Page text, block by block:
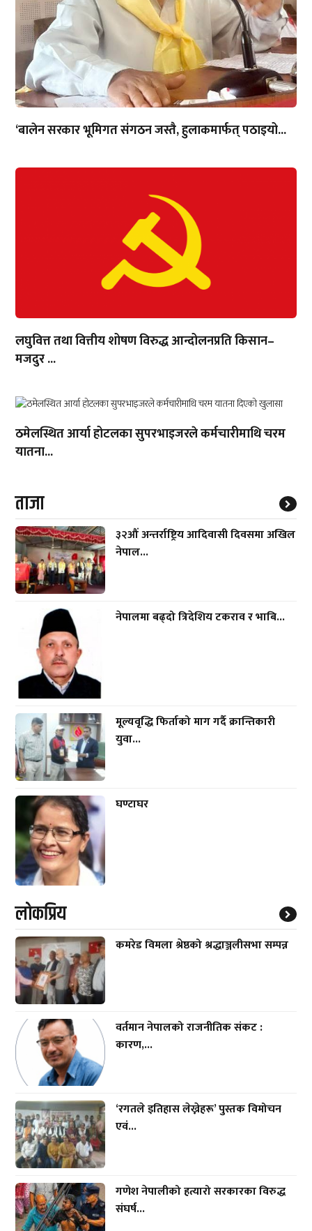
‘बालेन सरकार भूमिगत संगठन जस्तै, हुलाकमार्फत् पठाइयो...
लघुवित्त तथा वित्तीय शोषण विरुद्ध आन्दोलनप्रति किसान–
मजदुर ...
ठमेलस्थित आर्या होटलका सुपरभाइजरले कर्मचारीमाथि चरम
यातना...
ताजा
३२औं अन्तर्राष्ट्रिय आदिवासी दिवसमा अखिल
नेपाल...
नेपालमा बढ्दो त्रिदेशिय टकराव र भाबि...
मूल्यवृद्धि फिर्ताको माग गर्दै क्रान्तिकारी
युवा...
घण्टाघर
लाेकप्रिय
कमरेड विमला श्रेष्ठको श्रद्धाञ्जलीसभा सम्पन्न
वर्तमान नेपालको राजनीतिक संकट :
कारण,...
‘रगतले इतिहास लेख्नेहरू’ पुस्तक विमोचन
एवं...
गणेश नेपालीको हत्यारो सरकारका विरुद्ध
संघर्ष...